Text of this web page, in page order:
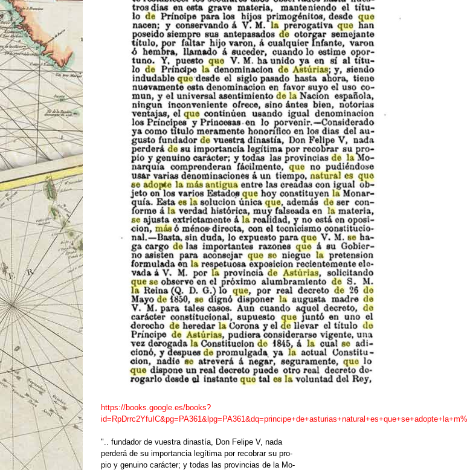
https://books.google.es/books?
".. fundador de vuestra dinastía, Don Felipe V, nada
perderá de su importancia legítima por recobrar su pro-
pio y genuino carácter; y todas las provincias de la Mo-